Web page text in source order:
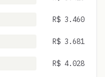
R$ 3.460
R$ 3.681
R$ 4.028